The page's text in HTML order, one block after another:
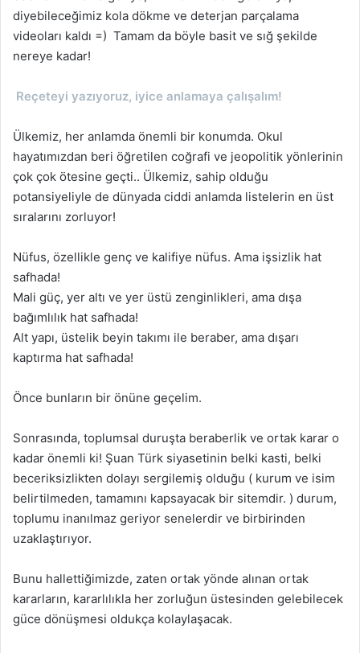
diyebileceğimiz kola dökme ve deterjan parçalama
videoları kaldı =) Tamam da böyle basit ve sığ şekilde
nereye kadar!
Reçeteyi yazıyoruz, iyice anlamaya çalışalım!
Ülkemiz, her anlamda önemli bir konumda. Okul
hayatımızdan beri öğretilen coğrafi ve jeopolitik yönlerinin
çok çok ötesine geçti.. Ülkemiz, sahip olduğu
potansiyeliyle de dünyada ciddi anlamda listelerin en üst
sıralarını zorluyor!
Nüfus, özellikle genç ve kalifiye nüfus. Ama işsizlik hat
safhada!
Mali güç, yer altı ve yer üstü zenginlikleri, ama dışa
bağımlılık hat safhada!
Alt yapı, üstelik beyin takımı ile beraber, ama dışarı
kaptırma hat safhada!
Önce bunların bir önüne geçelim.
Sonrasında, toplumsal duruşta beraberlik ve ortak karar o
kadar önemli ki! Şuan Türk siyasetinin belki kasti, belki
beceriksizlikten dolayı sergilemiş olduğu ( kurum ve isim
belirtilmeden, tamamını kapsayacak bir sitemdir. ) durum,
toplumu inanılmaz geriyor senelerdir ve birbirinden
uzaklaştırıyor.
Bunu hallettiğimizde, zaten ortak yönde alınan ortak
kararların, kararlılıkla her zorluğun üstesinden gelebilecek
güce dönüşmesi oldukça kolaylaşacak.